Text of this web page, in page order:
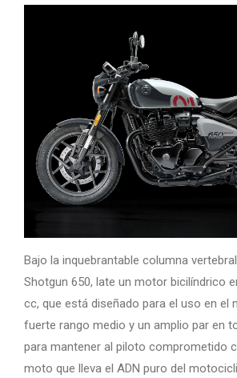
Bajo la inquebrantable columna
Shotgun 650, late un motor bicilíndrico
cc, que está diseñado para el uso en el
fuerte rango medio y un amplio par en
para mantener al piloto comprometido
moto que lleva el ADN puro del